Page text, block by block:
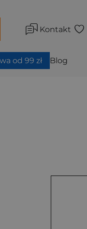
Kontakt
od 99 zł Blog